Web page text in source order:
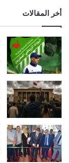
أخر المقالات